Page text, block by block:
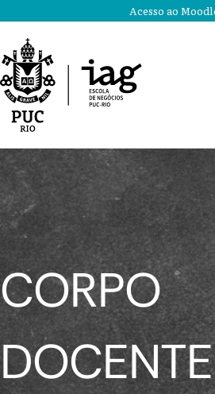
o
conteúdo
Acesso ao
CORPO
DOCENTE